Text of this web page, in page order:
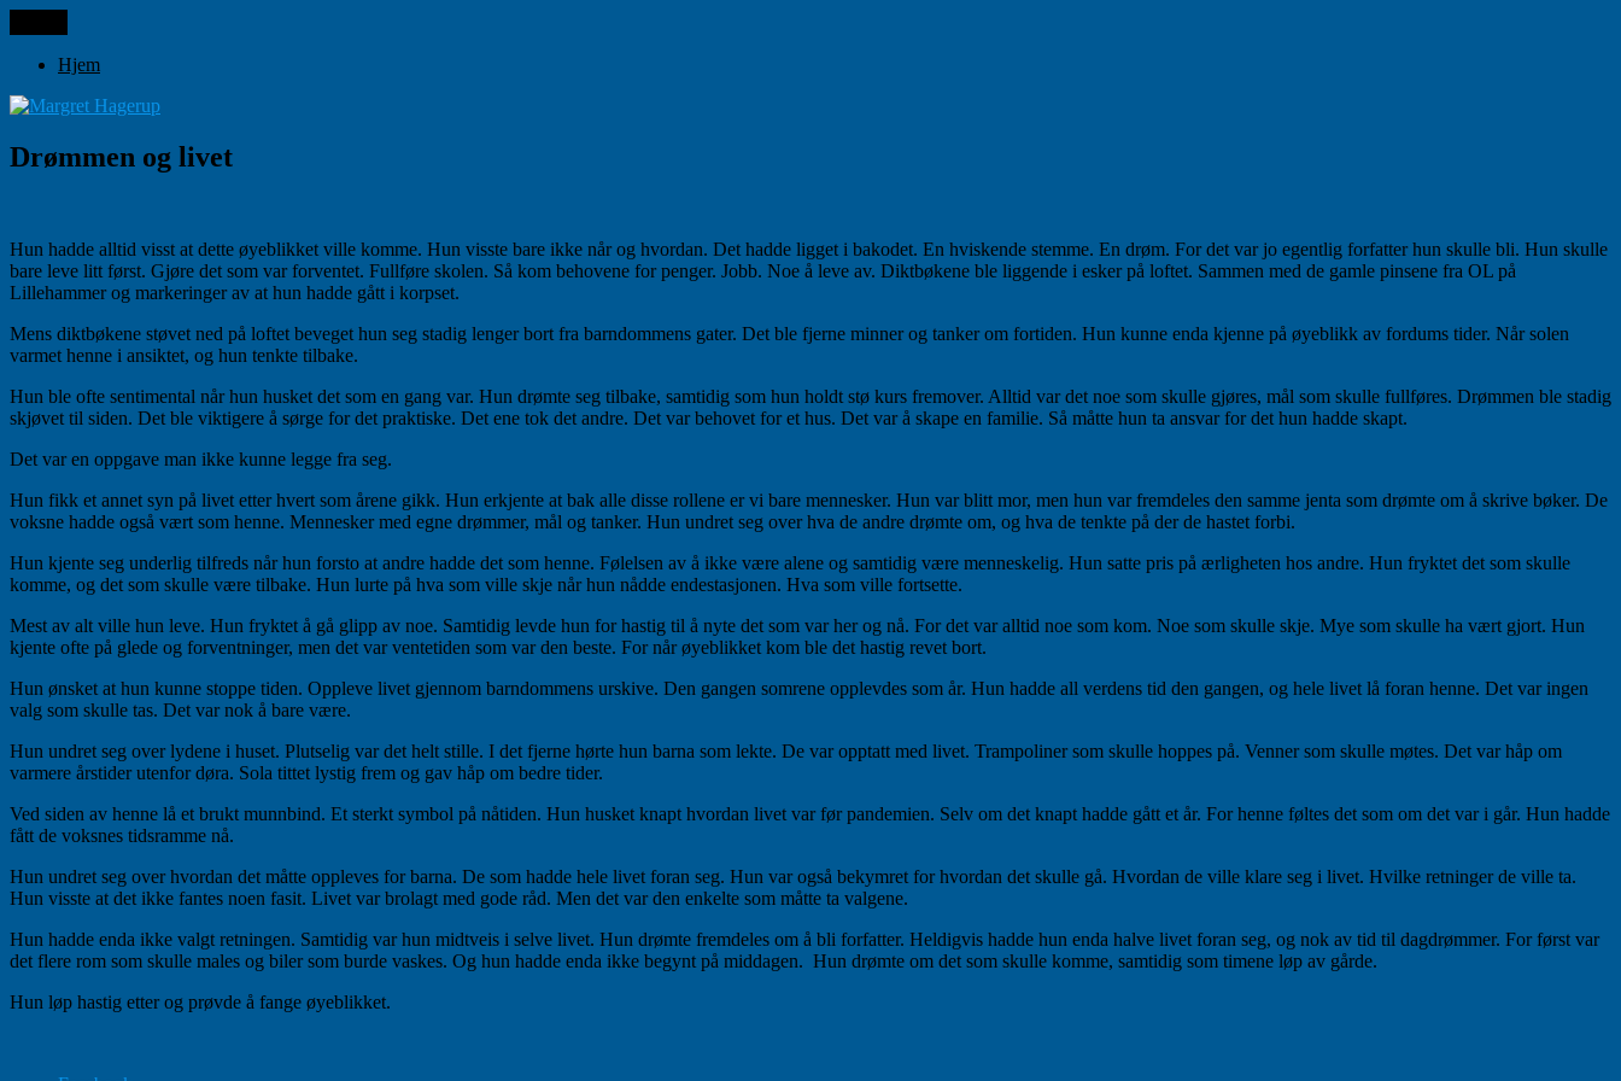
til
innhold
Margret Hagerup
Hjem
Drømmen og livet
Hun hadde alltid visst at dette øyeblikket ville komme. Hun visste bare ikke når og hvordan. Det hadde ligget i bakodet. En hviskende stemme. En drøm. For det var jo egentlig forfatter hun skulle bli. Hun skulle
bare leve litt først. Gjøre det som var forventet. Fullføre skolen. Så kom behovene for penger. Jobb. Noe å leve av. Diktbøkene ble liggende i esker på loftet. Sammen med de gamle pinsene fra OL på
Lillehammer og markeringer av at hun hadde gått i korpset.
Mens diktbøkene støvet ned på loftet beveget hun seg stadig lenger bort fra barndommens gater. Det ble fjerne minner og tanker om fortiden. Hun kunne enda kjenne på øyeblikk av fordums tider. Når solen
varmet henne i ansiktet, og hun tenkte tilbake.
Hun ble ofte sentimental når hun husket det som en gang var. Hun drømte seg tilbake, samtidig som hun holdt stø kurs fremover. Alltid var det noe som skulle gjøres, mål som skulle fullføres. Drømmen ble stadig
skjøvet til siden. Det ble viktigere å sørge for det praktiske. Det ene tok det andre. Det var behovet for et hus. Det var å skape en familie. Så måtte hun ta ansvar for det hun hadde skapt.
Det var en oppgave man ikke kunne legge fra seg.
Hun fikk et annet syn på livet etter hvert som årene gikk. Hun erkjente at bak alle disse rollene er vi bare mennesker. Hun var blitt mor, men hun var fremdeles den samme jenta som drømte om å skrive bøker. De
voksne hadde også vært som henne. Mennesker med egne drømmer, mål og tanker. Hun undret seg over hva de andre drømte om, og hva de tenkte på der de hastet forbi.
Hun kjente seg underlig tilfreds når hun forsto at andre hadde det som henne. Følelsen av å ikke være alene og samtidig være menneskelig. Hun satte pris på ærligheten hos andre. Hun fryktet det som skulle
komme, og det som skulle være tilbake. Hun lurte på hva som ville skje når hun nådde endestasjonen. Hva som ville fortsette.
Mest av alt ville hun leve. Hun fryktet å gå glipp av noe. Samtidig levde hun for hastig til å nyte det som var her og nå. For det var alltid noe som kom. Noe som skulle skje. Mye som skulle ha vært gjort. Hun
kjente ofte på glede og forventninger, men det var ventetiden som var den beste. For når øyeblikket kom ble det hastig revet bort.
Hun ønsket at hun kunne stoppe tiden. Oppleve livet gjennom barndommens urskive. Den gangen somrene opplevdes som år. Hun hadde all verdens tid den gangen, og hele livet lå foran henne. Det var ingen
valg som skulle tas. Det var nok å bare være.
Hun undret seg over lydene i huset. Plutselig var det helt stille. I det fjerne hørte hun barna som lekte. De var opptatt med livet. Trampoliner som skulle hoppes på. Venner som skulle møtes. Det var håp om
varmere årstider utenfor døra. Sola tittet lystig frem og gav håp om bedre tider.
Ved siden av henne lå et brukt munnbind. Et sterkt symbol på nåtiden. Hun husket knapt hvordan livet var før pandemien. Selv om det knapt hadde gått et år. For henne føltes det som om det var i går. Hun hadde
fått de voksnes tidsramme nå.
Hun undret seg over hvordan det måtte oppleves for barna. De som hadde hele livet foran seg. Hun var også bekymret for hvordan det skulle gå. Hvordan de ville klare seg i livet. Hvilke retninger de ville ta.
Hun visste at det ikke fantes noen fasit. Livet var brolagt med gode råd. Men det var den enkelte som måtte ta valgene.
Hun hadde enda ikke valgt retningen. Samtidig var hun midtveis i selve livet. Hun drømte fremdeles om å bli forfatter. Heldigvis hadde hun enda halve livet foran seg, og nok av tid til dagdrømmer. For først var
det flere rom som skulle males og biler som burde vaskes. Og hun hadde enda ikke begynt på middagen. Hun drømte om det som skulle komme, samtidig som timene løp av gårde.
Hun løp hastig etter og prøvde å fange øyeblikket.